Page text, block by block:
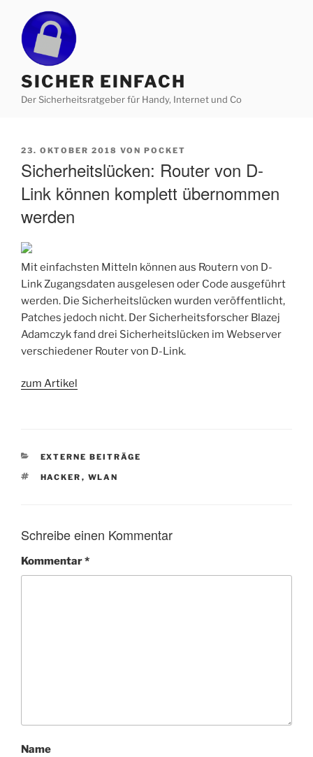
Inhalt
springen
SICHER EINFACH
Der Sicherheitsratgeber für Handy, Internet und Co
VERÖFFENTLICHT
23. OKTOBER 2018 VON POCKET
Sicherheitslücken: Router von D-
Link können komplett übernommen
werden
Mit einfachsten Mitteln können aus Routern von D-
Link Zugangsdaten ausgelesen oder Code ausgeführt
werden. Die Sicherheitslücken wurden veröffentlicht,
Patches jedoch nicht. Der Sicherheitsforscher Blazej
Adamczyk fand drei Sicherheitslücken im Webserver
verschiedener Router von D-Link.
zum Artikel
KATEGORIEN
EXTERNE BEITRÄGE
SCHLAGWÖRTER
HACKER , WLAN
Schreibe einen Kommentar
Kommentar*
Name